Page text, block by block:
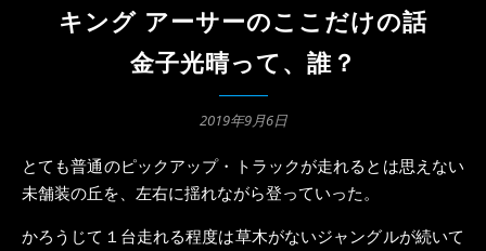
キング アーサーのここだけの話
金子光晴って、誰？
2019年9月6日
とても普通のピックアップ・トラックが走れるとは思えない
未舗装の丘を、左右に揺れながら登っていった。
かろうじて１台走れる程度は草木がないジャングルが続いて